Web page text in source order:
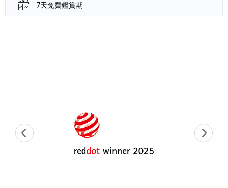
7天免費鑑賞期